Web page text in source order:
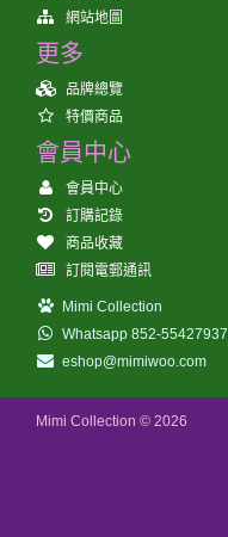
網站地圖
更多
品牌總覽
特價商品
會員中心
會員中心
訂購記錄
商品收藏
訂閱電郵通訊
Mimi Collection
Whatsapp 852-55427937
eshop@mimiwoo.com
Mimi Collection © 2026